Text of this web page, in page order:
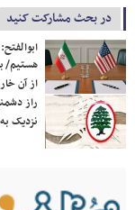
در بحث مشارکت کنید
هستیم/
از آن
راز
نزدیک